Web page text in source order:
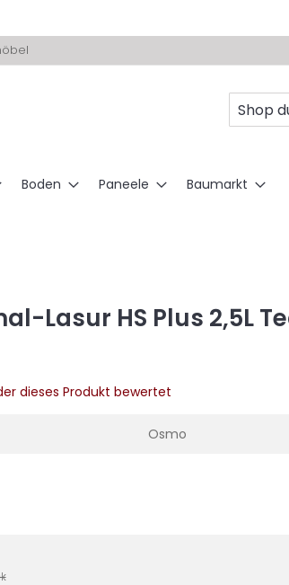
Boden Paneele Baumarkt
Lasur HS Plus 2,5L
dieses Produkt bewertet
Osmo